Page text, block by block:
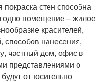
стен способна
помещение – жилое
красителей,
способов нанесения,
частный дом, офис в
представлениями о
относительно